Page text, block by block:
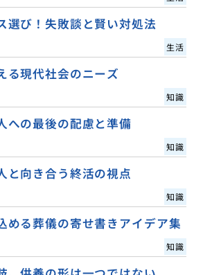
選び！失敗談と賢い対処法
生活
る現代社会のニーズ
知識
への最後の配慮と準備
知識
と向き合う終活の視点
知識
める葬儀の寄せ書きアイデア集
知識